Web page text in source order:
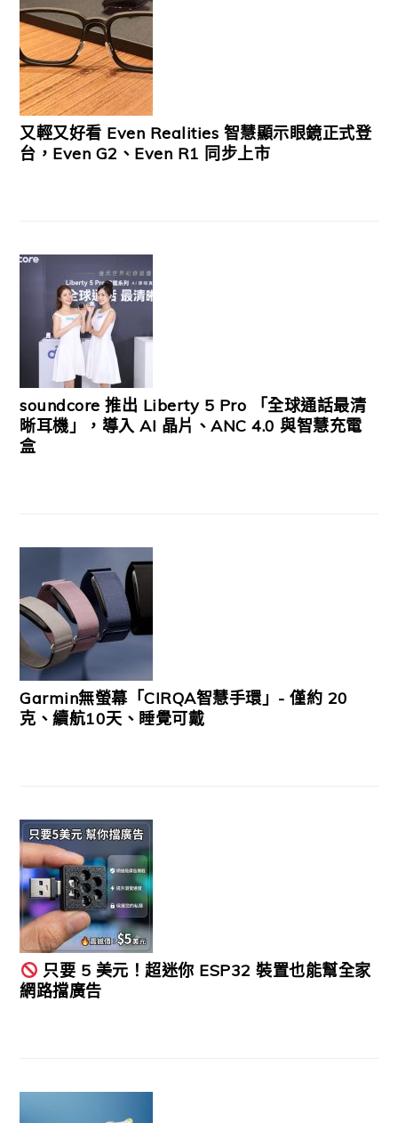
又輕又好看 Even Realities 智慧顯示眼鏡正式登
台，Even G2、Even R1 同步上市
soundcore 推出 Liberty 5 Pro 「全球通話最清
晰耳機」，導入 AI 晶片、ANC 4.0 與智慧充電
盒
Garmin無螢幕「CIRQA智慧手環」- 僅約 20
克、續航10天、睡覺可戴
只要 5 美元！超迷你 ESP32 裝置也能幫全家
網路擋廣告